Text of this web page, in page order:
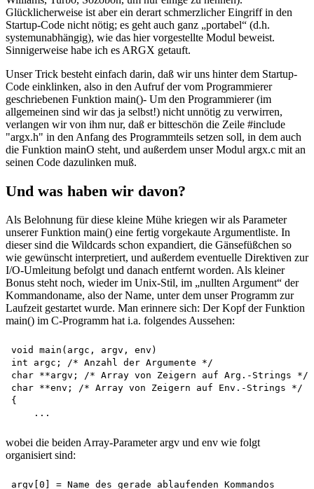
Glücklicherweise ist aber ein derart schmerzlicher Eingriff in den
Startup-Code nicht nötig; es geht auch ganz „portabel“ (d.h.
systemunabhängig), wie das hier vorgestellte Modul beweist.
Sinnigerweise habe ich es ARGX getauft.
Unser Trick besteht einfach darin, daß wir uns hinter dem Startup-
Code einklinken, also in den Aufruf der vom Programmierer
geschriebenen Funktion main()- Um den Programmierer (im
allgemeinen sind wir das ja selbst!) nicht unnötig zu verwirren,
verlangen wir von ihm nur, daß er bitteschön die Zeile #include
"argx.h" in den Anfang des Programmteils setzen soll, in dem auch
die Funktion mainO steht, und außerdem unser Modul argx.c mit an
seinen Code dazulinken muß.
Und was haben wir davon?
Als Belohnung für diese kleine Mühe kriegen wir als Parameter
unserer Funktion main() eine fertig vorgekaute Argumentliste. In
dieser sind die Wildcards schon expandiert, die Gänsefüßchen so
wie gewünscht interpretiert, und außerdem eventuelle Direktiven zur
I/O-Umleitung befolgt und danach entfernt worden. Als kleiner
Bonus steht noch, wieder im Unix-Stil, im „nullten Argument“ der
Kommandoname, also der Name, unter dem unser Programm zur
Laufzeit gestartet wurde. Man erinnere sich: Der Kopf der Funktion
main() im C-Programm hat i.a. folgendes Aussehen:
void main(argc, argv, env)
int argc; /* Anzahl der Argumente */
char **argv; /* Array von Zeigern auf Arg.-Strings */
char **env; /* Array von Zeigern auf Env.-Strings */
{
wobei die beiden Array-Parameter argv und env wie folgt
organisiert sind:
argv[0] = Name des gerade ablaufenden Kommandos